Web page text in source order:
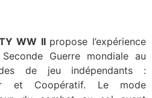
WW II propose l’expérience
Guerre mondiale au
de jeu indépendants :
et Coopératif. Le mode